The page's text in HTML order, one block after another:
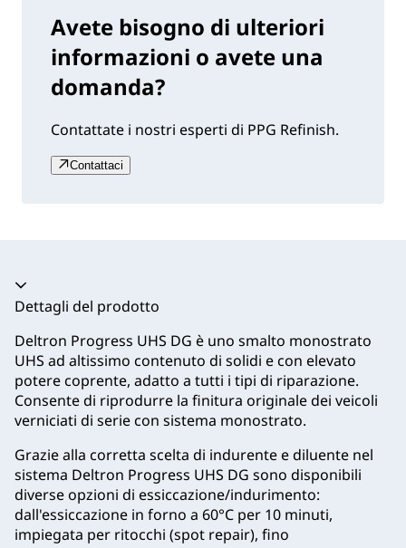
Avete bisogno di ulteriori
informazioni o avete una
domanda?
Contattate i nostri esperti di PPG Refinish.
Contattaci
Dettagli del prodotto
Deltron Progress UHS DG è uno smalto monostrato
UHS ad altissimo contenuto di solidi e con elevato
potere coprente, adatto a tutti i tipi di riparazione.
Consente di riprodurre la finitura originale dei veicoli
verniciati di serie con sistema monostrato.
Grazie alla corretta scelta di indurente e diluente nel
sistema Deltron Progress UHS DG sono disponibili
diverse opzioni di essiccazione/indurimento:
dall'essiccazione in forno a 60°C per 10 minuti,
impiegata per ritocchi (spot repair), fino